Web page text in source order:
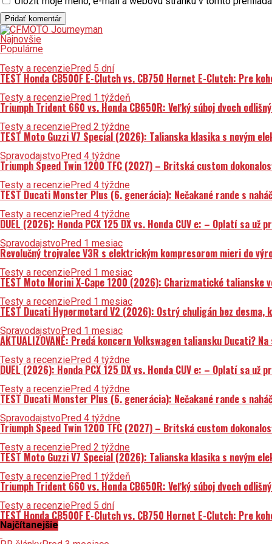
Najnovšie
Populárne
Testy a recenziePred 5 dní
TEST Honda CB500F E-Clutch vs. CB750 Hornet E-Clutch: Pre
Testy a recenziePred 1 týždeň
Triumph Trident 660 vs. Honda CB650R: Veľký súboj dvoch
Testy a recenziePred 2 týždne
TEST Moto Guzzi V7 Special (2026): Talianska klasika s novým
SpravodajstvoPred 4 týždne
Triumph Speed Twin 1200 TFC (2027) – Britská custom
Testy a recenziePred 4 týždne
TEST Ducati Monster Plus (6. generácia): Nečakané rande s
Testy a recenziePred 4 týždne
DUEL (2026): Honda PCX 125 DX vs. Honda CUV e: – Oplatí sa
SpravodajstvoPred 1 mesiac
Revolučný trojvalec V3R s elektrickým kompresorom mieri do
Testy a recenziePred 1 mesiac
TEST Moto Morini X-Cape 1200 (2026): Charizmatické talianske
Testy a recenziePred 1 mesiac
TEST Ducati Hypermotard V2 (2026): Ostrý chuligán bez
SpravodajstvoPred 1 mesiac
AKTUALIZOVANÉ: Predá koncern Volkswagen taliansku Ducati?
Testy a recenziePred 4 týždne
DUEL (2026): Honda PCX 125 DX vs. Honda CUV e: – Oplatí sa
Testy a recenziePred 4 týždne
TEST Ducati Monster Plus (6. generácia): Nečakané rande s
SpravodajstvoPred 4 týždne
Triumph Speed Twin 1200 TFC (2027) – Britská custom
Testy a recenziePred 2 týždne
TEST Moto Guzzi V7 Special (2026): Talianska klasika s novým
Testy a recenziePred 1 týždeň
Triumph Trident 660 vs. Honda CB650R: Veľký súboj dvoch
Testy a recenziePred 5 dní
TEST Honda CB500F E-Clutch vs. CB750 Hornet E-Clutch: Pre
Najčítanejšie